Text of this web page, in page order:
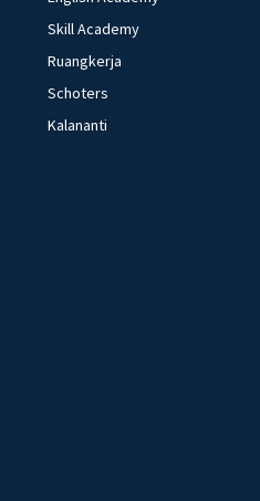
Skill Academy
Ruangkerja
Schoters
Kalananti